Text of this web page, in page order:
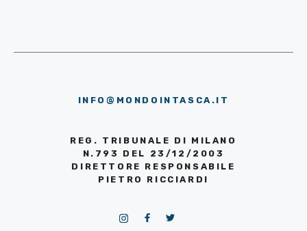
INFO@MONDOINTASCA.IT
REG. TRIBUNALE DI MILANO
N.793 DEL 23/12/2003
DIRETTORE RESPONSABILE
PIETRO RICCIARDI